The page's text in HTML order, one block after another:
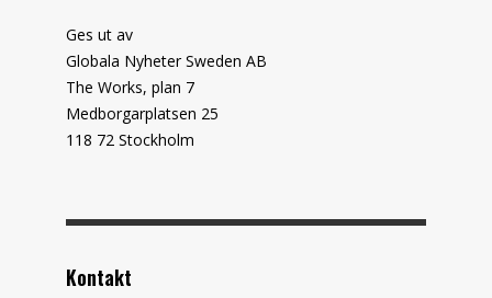
Ges ut av
Globala Nyheter Sweden AB
The Works, plan 7
Medborgarplatsen 25
118 72 Stockholm
Kontakt